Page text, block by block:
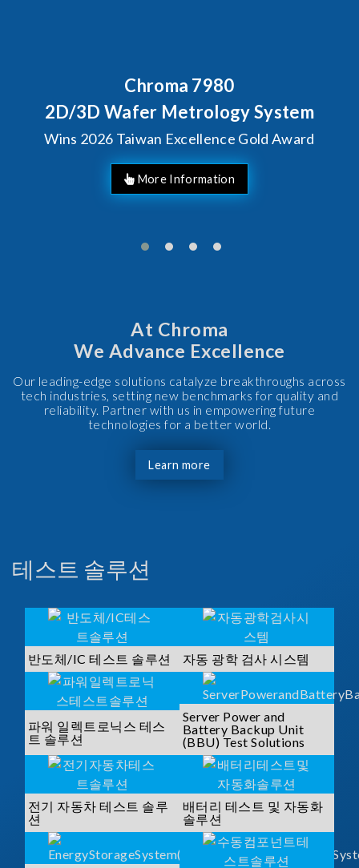
Award
Behind Every Optics
Chroma's
Solutions for
At Chroma
We Advance Excellence
Our leading-edge solutions catalyze breakthroughs across
tech industries, setting new benchmarks for quality and
reliability. Partner with us in empowering future
technologies for a better world.
Learn more
테스트 솔루션
반도체/IC 테스트 솔루션 자동 광학 검사 시스템
파워 일렉트로닉스 테스
트 솔루션
Server Power and
Battery Backup Unit
(BBU) Test Solutions
전기 자동차 테스트 솔루
션
배터리 테스트 및 자동화
솔루션